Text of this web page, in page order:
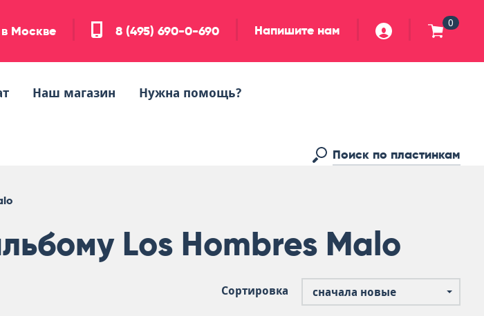
Москве 8 (495) 690-0-690 Напишите нам 0
Наш магазин Нужна помощь?
Los Hombres Malo
Сортировка сначала новые